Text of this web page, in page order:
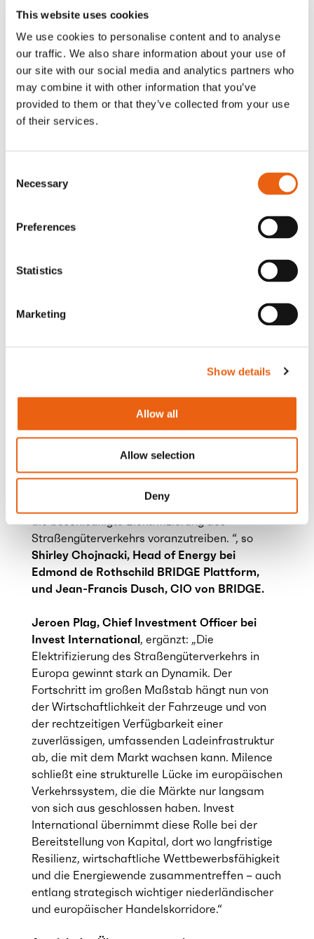
This website uses cookies
We use cookies to personalise content and to analyse
our traffic. We also share information about your use of
our site with our social media and analytics partners who
may combine it with other information that you’ve
provided to them or that they’ve collected from your use
of their services.
Selection
Necessary
Preferences
Statistics
Marketing
Show details
Allow all
Allow selection
Deny
verringert die Abhängigkeit von importierten
fossilen Brennstoffen und stärkt gleichzeitig die
Widerstandsfähigkeit und
Wettbewerbsfähigkeit. Die Technologie ist
bereit, der Business Case zeichnet sich ab, und
mit anhaltender Dynamik und politischer
Unterstützung können wir diesen Wandel in
„Die Unterstützung durch diese starke Gruppe
unterstreicht das Vertrauen sowohl in unsere
Strategie als auch in die entscheidende Rolle
elektrischen Straßengüterverkehr. Diese
Finanzierung markiert den ersten Zugang des
Unternehmens zum breiteren Kapitalmarkt und
stärkt unsere Position für zukünftige
unterstützen, die einen emissionsfreien Verkehr
in Europa ermöglichen.Dank der starken
Unterstützung durch führende europäische
Lkw-Hersteller sowie sein First-Mover-Vorteil im
Nutzfahrzeuge ist Milence gut positioniert um
Straßengüterverkehrs voranzutreiben. “, so
Shirley Chojnacki, Head of Energy bei
Edmond de Rothschild BRIDGE Plattform,
und Jean-Francis Dusch, CIO von BRIDGE.
Jeroen Plag, Chief Investment Officer bei
Invest International, ergänzt: „Die
Elektrifizierung des Straßengüterverkehrs in
Europa gewinnt stark an Dynamik. Der
Fortschritt im großen Maßstab hängt nun von
der Wirtschaftlichkeit der Fahrzeuge und von
der rechtzeitigen Verfügbarkeit einer
zuverlässigen, umfassenden Ladeinfrastruktur
ab, die mit dem Markt wachsen kann. Milence
schließt eine strukturelle Lücke im europäischen
Verkehrssystem, die die Märkte nur langsam
von sich aus geschlossen haben. Invest
International übernimmt diese Rolle bei der
Bereitstellung von Kapital, dort wo langfristige
Resilienz, wirtschaftliche Wettbewerbsfähigkeit
und die Energiewende zusammentreffen – auch
entlang strategisch wichtiger niederländischer
und europäischer Handelskorridore.“